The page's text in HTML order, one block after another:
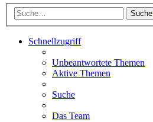
Suche
Schnellzugriff
Unbeantwortete Themen
Aktive Themen
Suche
Das Team